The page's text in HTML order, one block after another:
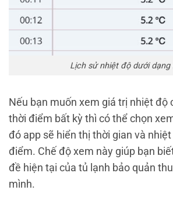
Lịch sử nhiệt độ dưới dạng
Nếu bạn muốn xem giá trị nhiệt độ
thời điểm bất kỳ thì có thể chọn
đó app sẽ hiển thị thời gian và
điểm. Chế độ xem này giúp bạn
đề hiện tại của tủ lạnh bảo quản
mình.